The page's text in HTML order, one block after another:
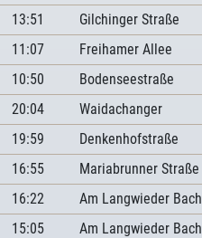
13:51 Gilchinger Straße
11:07 Freihamer Allee
10:50 Bodenseestraße
20:04 Waidachanger
19:59 Denkenhofstraße
16:55 Mariabrunner Straße
16:22 Am Langwieder Bach
15:05 Am Langwieder Bach